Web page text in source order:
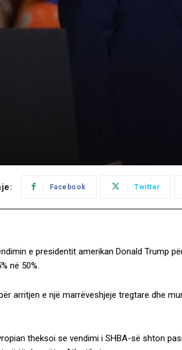
Facebook Twitter
e presidentit amerikan Donald Trump
në 50%.
arritjen e një marrëveshjeje tregtare dhe
theksoi se vendimi i SHBA-së shton